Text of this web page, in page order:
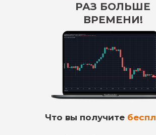
РАЗ БОЛЬШЕ
ВРЕМЕНИ!
Что вы получите